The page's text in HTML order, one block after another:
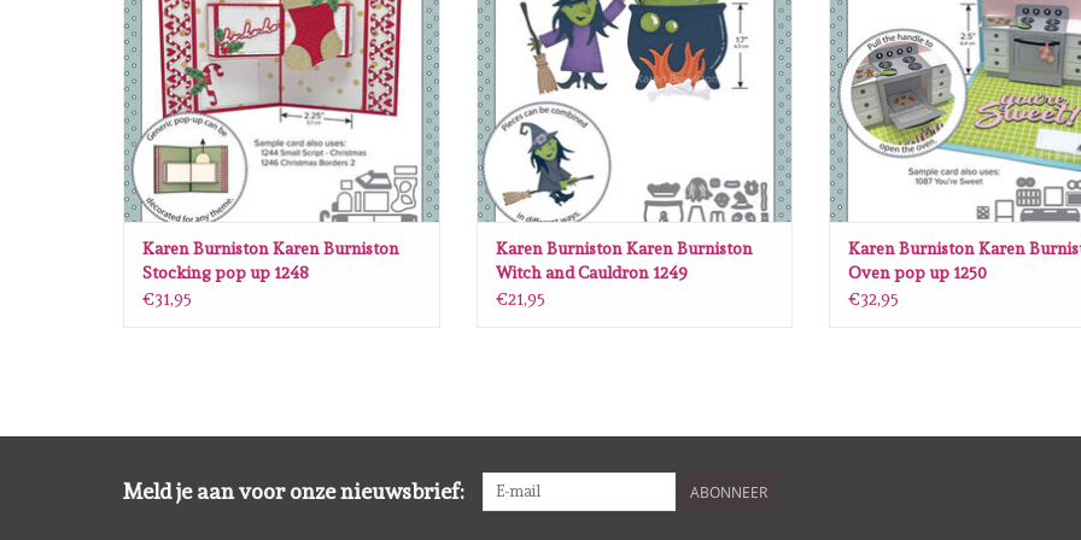
Karen Burniston Karen Burniston
Stocking pop up 1248
€31,95
Karen Burniston Karen Burniston
Witch and Cauldron 1249
€21,95
Karen Burniston Karen
Oven pop up 1250
€32,95
Meld je aan voor onze nieuwsbrief: ABONNEER